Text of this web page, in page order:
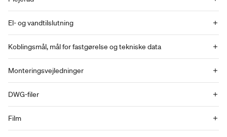
El- og vandtilslutning
Koblingsmål, mål for fastgørelse og tekniske data
Monteringsvejledninger
DWG-filer
Film